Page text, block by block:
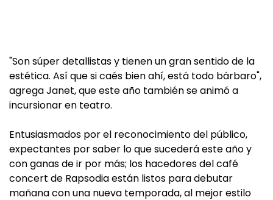
"Son súper detallistas y tienen un gran sentido de la
estética. Así que si caés bien ahí, está todo bárbaro",
agrega Janet, que este año también se animó a
incursionar en teatro.
Entusiasmados por el reconocimiento del público,
expectantes por saber lo que sucederá este año y
con ganas de ir por más; los hacedores del café
concert de Rapsodia están listos para debutar
mañana con una nueva temporada, al mejor estilo